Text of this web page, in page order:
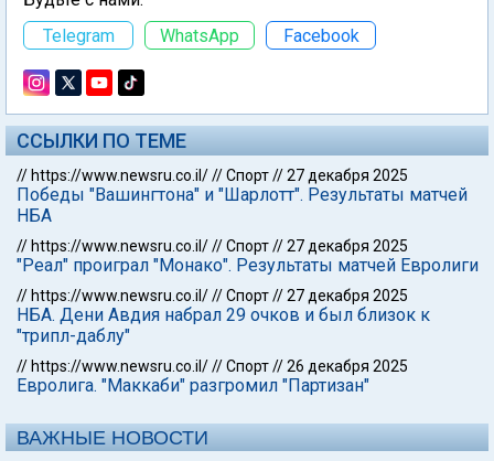
Telegram
WhatsApp Facebook
ССЫЛКИ ПО ТЕМЕ
// https://www.newsru.co.il///Спорт//27 декабря 2025
Победы "Вашингтона" и "Шарлотт". Результаты матчей
НБА
// https://www.newsru.co.il///Спорт//27 декабря 2025
"Реал" проиграл "Монако". Результаты матчей Евролиги
// https://www.newsru.co.il///Спорт//27 декабря 2025
НБА. Дени Авдия набрал 29 очков и был близок к
"трипл-даблу"
// https://www.newsru.co.il///Спорт//26 декабря 2025
Евролига. "Маккаби" разгромил "Партизан"
ВАЖНЫЕ НОВОСТИ